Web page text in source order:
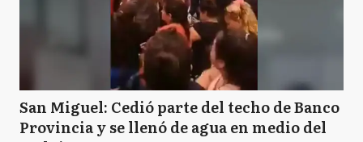
San Miguel: Cedió parte del techo de Banco
Provincia y se llenó de agua en medio del